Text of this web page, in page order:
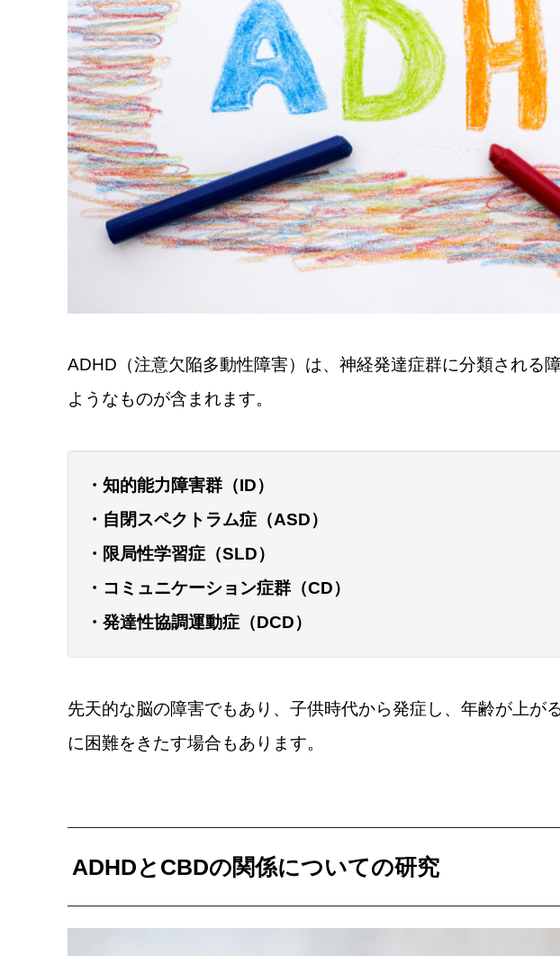
ADHD（注意欠陥多動性障害）は、神経発達症群に分類される
ようなものが含まれます。
・知的能力障害群（ID）
・自閉スペクトラム症（ASD）
・限局性学習症（SLD）
・コミュニケーション症群（CD）
・発達性協調運動症（DCD）
先天的な脳の障害でもあり、子供時代から発症し、年齢が上が
に困難をきたす場合もあります。
ADHDとCBDの関係についての研究